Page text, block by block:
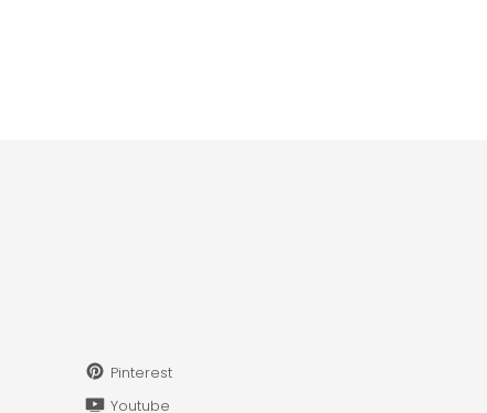
Pinterest
Youtube